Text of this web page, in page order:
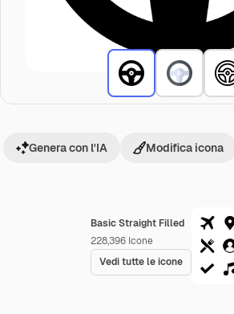
Basic Straight Filled
228,396 Icone
Vedi tutte le icone
Genera con l'IA Modifica icona